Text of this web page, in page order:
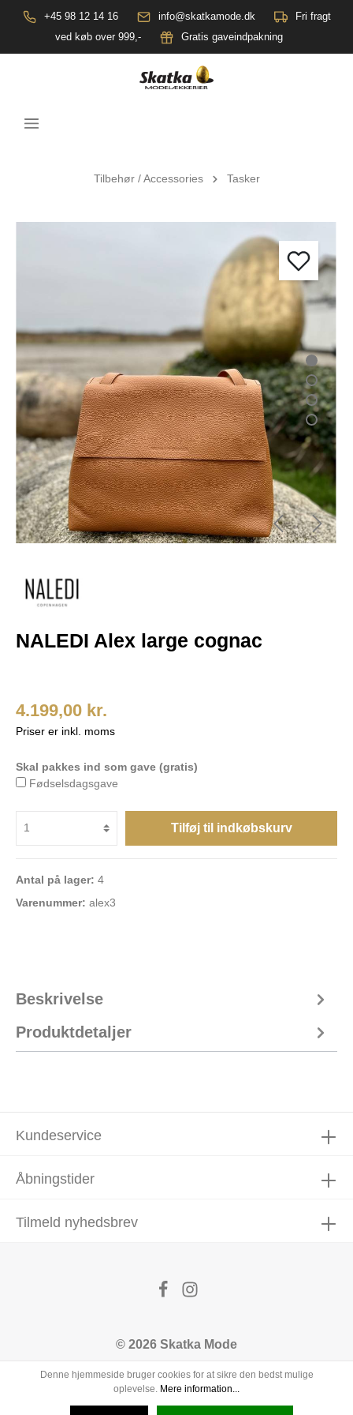
+45 98 12 14 16 info@skatkamode.dk
Fri fragt
ved køb over 999,-
Gratis gaveindpakning
Tilbehør / Accessories Tasker
NALEDI Alex large cognac
4.199,00 kr.
Priser er inkl. moms
Skal pakkes ind som gave (gratis)
Fødselsdagsgave
Tilføj til indkøbskurv
Antal på lager: 4
Varenummer: alex3
Beskrivelse
Produktdetaljer
Tilmeld nyhedsbrev
Åbningstider
Kundeservice
© 2026 Skatka Mode
Denne hjemmeside bruger cookies for at sikre den bedst mulige
oplevelse. Mere information...